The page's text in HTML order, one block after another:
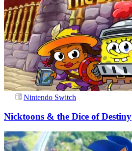
Nintendo Switch
Nicktoons & the Dice of Destiny